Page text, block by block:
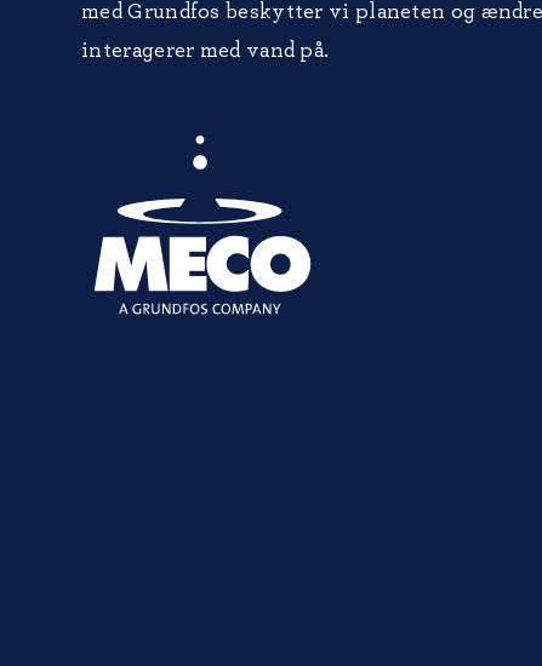
med Grundfos beskytter vi planeten og
interagerer med vand på.